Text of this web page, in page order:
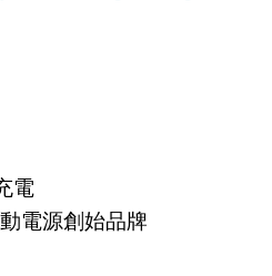
電
電源創始品牌